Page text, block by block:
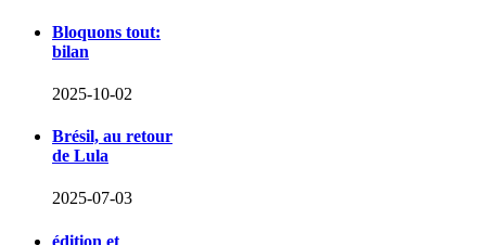
Bloquons tout:
bilan
2025-10-02
Brésil, au retour
de Lula
2025-07-03
édition et